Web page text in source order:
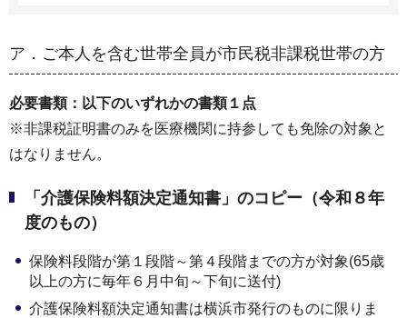
ア．ご本人を含む世帯全員が市民税非課税世帯の方
必要書類：以下のいずれかの書類１点
※非課税証明書のみを医療機関に持参しても免除の対象と
はなりません。
「介護保険料額決定通知書」のコピー（令和８年
度のもの）
保険料段階が第１段階～第４段階までの方が対象(65歳
以上の方に毎年６月中旬～下旬に送付)
介護保険料額決定通知書は横浜市発行のものに限りま